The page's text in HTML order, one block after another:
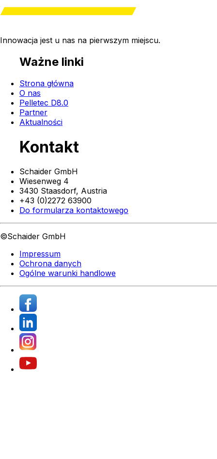
Innowacja jest u nas na pierwszym miejscu.
Ważne linki
Strona główna
O nas
Pelletec D8.0
Partner
Aktualności
Kontakt
Schaider GmbH
Wiesenweg 4
3430 Staasdorf, Austria
+43 (0)2272 63900
Do formularza kontaktowego
©Schaider GmbH
Impressum
Ochrona danych
Ogólne warunki handlowe